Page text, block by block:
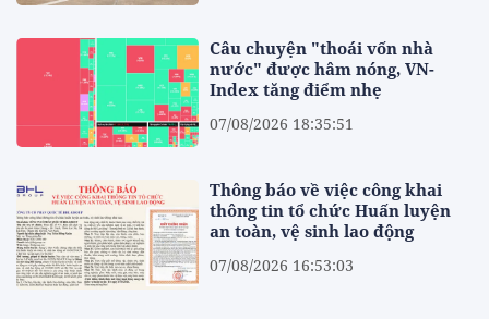
Câu chuyện "thoái vốn nhà
nước" được hâm nóng, VN-
Index tăng điểm nhẹ
07/08/2026 18:35:51
Thông báo về việc công khai
thông tin tổ chức Huấn luyện
an toàn, vệ sinh lao động
07/08/2026 16:53:03